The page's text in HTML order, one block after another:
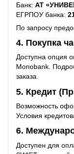
Банк: АТ
ЕГРПОУ банка:
По запросу
4. Покупка
Доступна опция
Monobank.
заказа.
5. Кредит
Возможность
Условия
6.
Доступен для